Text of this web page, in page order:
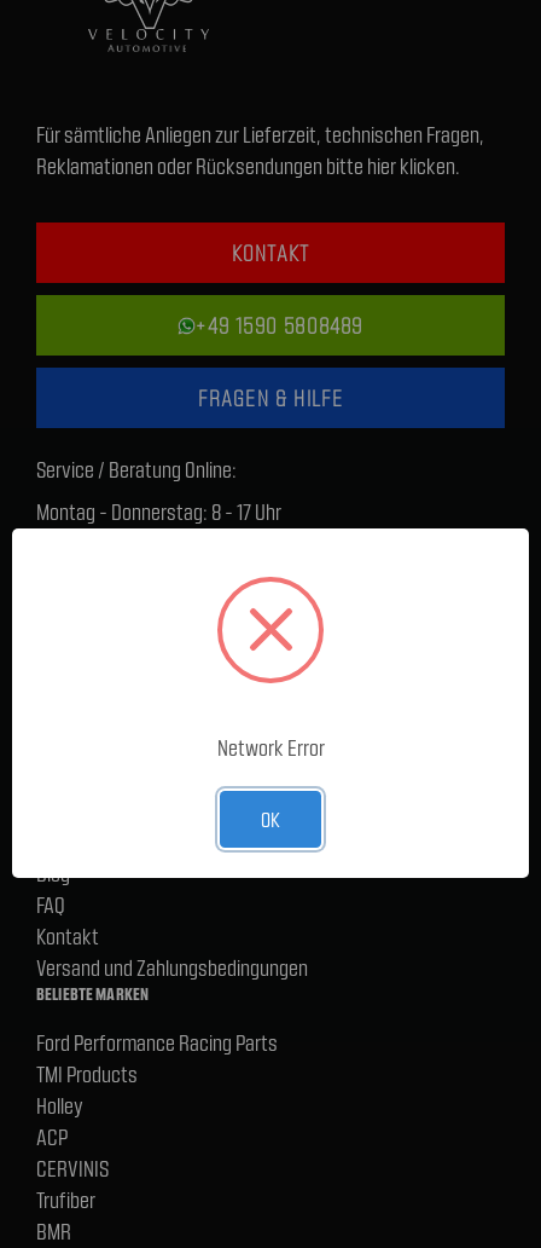
Für sämtliche Anliegen zur Lieferzeit, technischen Fragen,
Reklamationen oder Rücksendungen bitte hier klicken.
KONTAKT
+49 1590 5808489
FRAGEN & HILFE
Service / Beratung Online:
Montag - Donnerstag: 8 - 17 Uhr
Lager Lauenstein (Warenabholungen):
Montag - Donnerstag: 7.30 - 15 Uhr
Blog
FAQ
Kontakt
Versand und Zahlungsbedingungen
BELIEBTE MARKEN
Ford Performance Racing Parts
TMI Products
Holley
ACP
CERVINIS
Trufiber
BMR
Network Error
OK